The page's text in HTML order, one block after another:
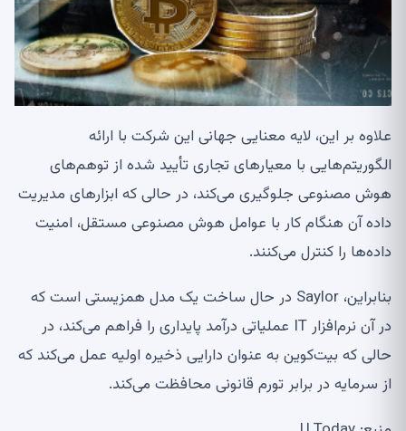
علاوه بر این، لایه معنایی جهانی این شرکت با ارائه
الگوریتم‌هایی با معیارهای تجاری تأیید شده از توهم‌های
هوش مصنوعی جلوگیری می‌کند، در حالی که ابزارهای مدیریت
داده آن هنگام کار با عوامل هوش مصنوعی مستقل، امنیت
داده‌ها را کنترل می‌کنند.
بنابراین، Saylor در حال ساخت یک مدل همزیستی است که
در آن نرم‌افزار IT عملیاتی درآمد پایداری را فراهم می‌کند، در
حالی که بیت‌کوین به عنوان دارایی ذخیره اولیه عمل می‌کند که
از سرمایه در برابر تورم قانونی محافظت می‌کند.